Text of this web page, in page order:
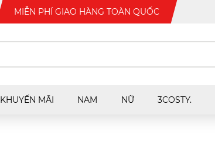
MIỄN PHÍ GIAO HÀNG TOÀN QUỐC
KHUYẾN MÃI NAM NỮ 3COSTY.